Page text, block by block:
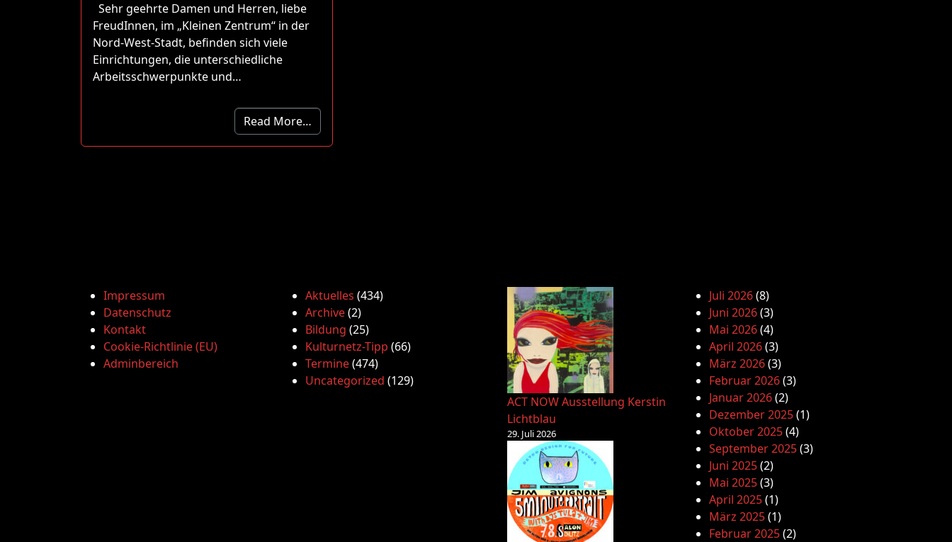
Sehr geehrte Damen und Herren, liebe
FreudInnen, im „Kleinen Zentrum“ in der
Nord-West-Stadt, befinden sich viele
Einrichtungen, die unterschiedliche
Arbeitsschwerpunkte und…
Read More…
Impressum
Datenschutz
Kontakt
Cookie-Richtlinie (EU)
Adminbereich
Aktuelles (434)
Archive(2)
Bildung (25)
Kulturnetz-Tipp (66)
Termine(474)
Uncategorized (129)
ACT NOW Ausstellung Kerstin
Lichtblau
29. Juli 2026
Juli 2026(8)
Juni 2026(3)
Mai 2026(4)
April 2026(3)
März 2026(3)
Februar 2026(3)
Januar 2026(2)
Dezember 2025(1)
Oktober 2025(4)
September 2025(3)
Juni 2025(2)
Mai 2025(3)
April 2025(1)
März 2025(1)
Februar 2025(2)